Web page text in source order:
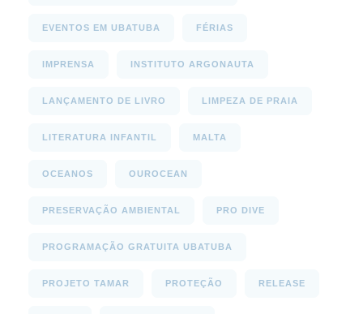
EVENTOS EM UBATUBA FÉRIAS
IMPRENSA INSTITUTO ARGONAUTA
LANÇAMENTO DE LIVRO LIMPEZA DE PRAIA
LITERATURA INFANTIL MALTA
OCEANOS OUROCEAN
PRESERVAÇÃO AMBIENTAL PRO DIVE
PROGRAMAÇÃO GRATUITA UBATUBA
PROJETO TAMAR PROTEÇÃO RELEASE